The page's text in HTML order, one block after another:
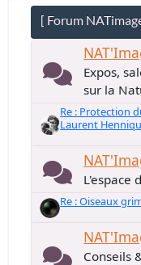
[ Forum
Expos,
sur la
Re : Protection
Laurent
L'espace
Re : Oiseaux
Conseils